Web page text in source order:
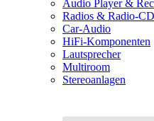
Audio Player &
Radios & Radio-CD
Car-Audio
HiFi-Komponenten
Lautsprecher
Multiroom
Stereoanlagen